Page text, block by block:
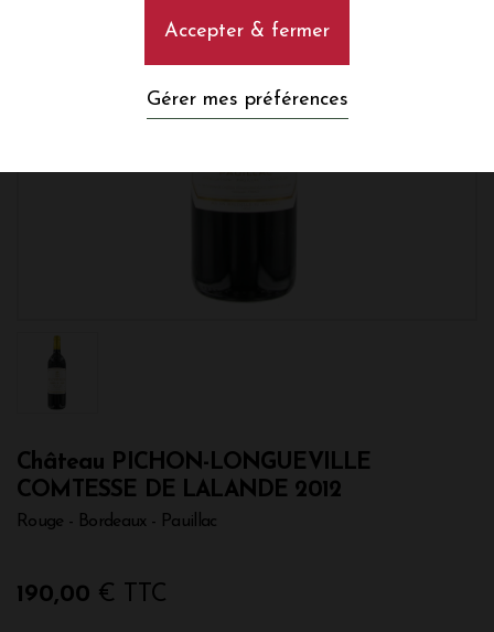
Accepter & fermer
Gérer mes préférences
Château PICHON-LONGUEVILLE
COMTESSE DE LALANDE 2012
Rouge - Bordeaux - Pauillac
190,00 € TTC